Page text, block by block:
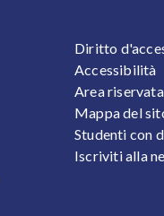
Diritto
Accessibilità
Area riservata
Mappa del
Studenti con
Iscriviti alla